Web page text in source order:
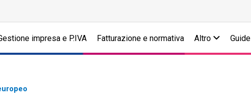
impresa e P.IVA Fatturazione e normativa Altro Guide